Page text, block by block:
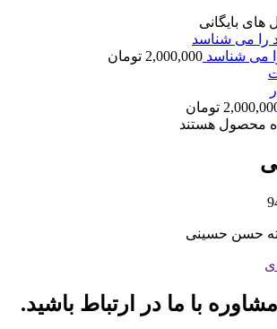
های بایگانی
می شناسد 2,000,000 تومان
تومان
محصول هستند
حسن حسینی
با ما در ارتباط باشید.